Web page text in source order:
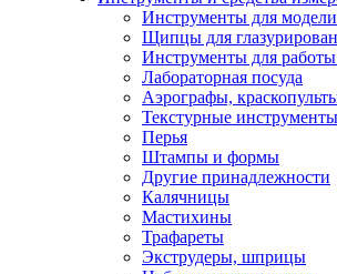
Инструменты для
Щипцы для
Инструменты для
Лабораторная посуда
Аэрографы,
Текстурные инструменты
Перья
Штампы и формы
Другие принадлежности
Калячницы
Мастихины
Трафареты
Экструдеры, шприцы